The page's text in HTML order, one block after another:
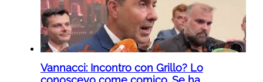
Vannacci: Incontro con Grillo? Lo